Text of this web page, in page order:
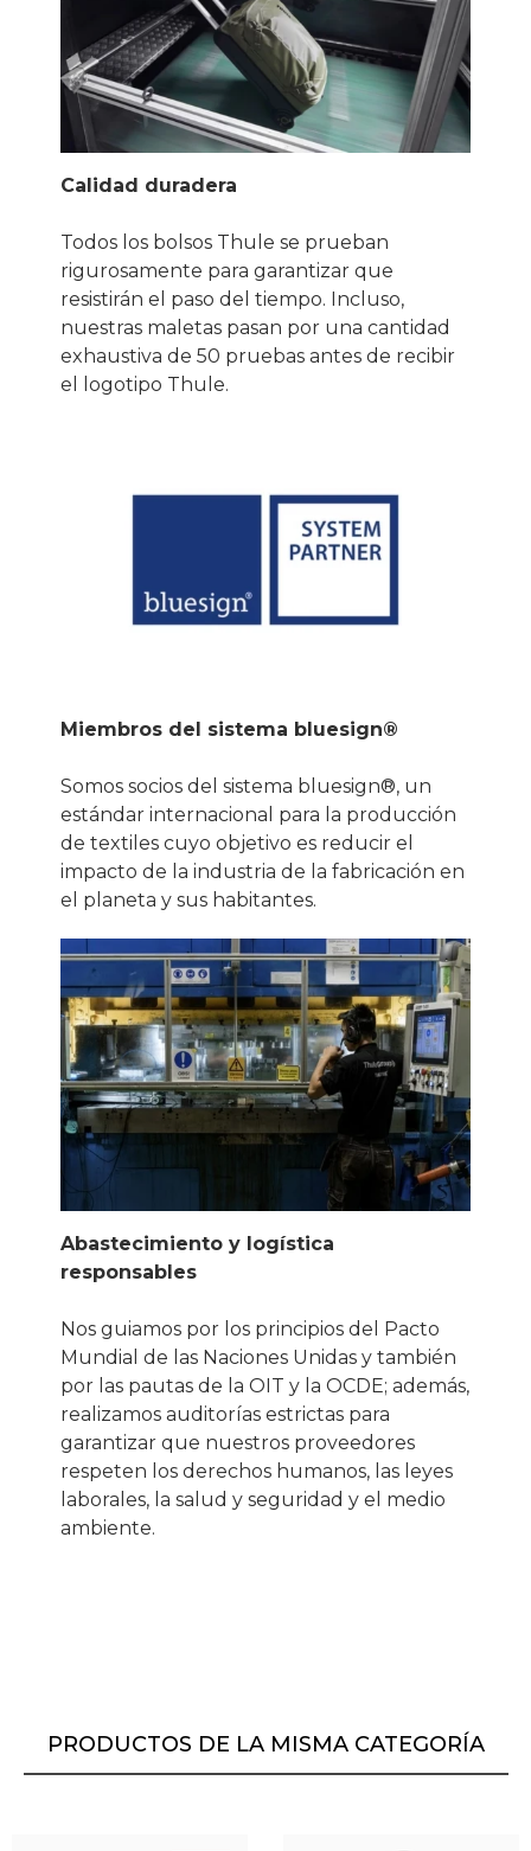
Calidad duradera
Todos los bolsos Thule se prueban
rigurosamente para garantizar que
resistirán el paso del tiempo. Incluso,
nuestras maletas pasan por una cantidad
exhaustiva de 50 pruebas antes de recibir
el logotipo Thule.
Miembros del sistema bluesign®
Somos socios del sistema bluesign®, un
estándar internacional para la producción
de textiles cuyo objetivo es reducir el
impacto de la industria de la fabricación en
el planeta y sus habitantes.
Abastecimiento y logística
responsables
Nos guiamos por los principios del Pacto
Mundial de las Naciones Unidas y también
por las pautas de la OIT y la OCDE; además,
realizamos auditorías estrictas para
garantizar que nuestros proveedores
respeten los derechos humanos, las leyes
laborales, la salud y seguridad y el medio
ambiente.
PRODUCTOS DE LA MISMA CATEGORÍA